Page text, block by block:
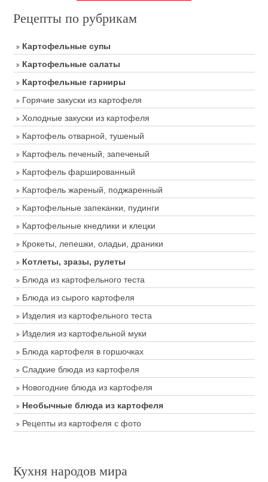
Рецепты по рубрикам
Картофельные супы
Картофельные салаты
Картофельные гарниры
Горячие закуски из картофеля
Холодные закуски из картофеля
Картофель отварной, тушеный
Картофель печеный, запеченый
Картофель фаршированный
Картофель жареный, поджаренный
Картофельные запеканки, пудинги
Картофельные кнедлики и клецки
Крокеты, лепешки, оладьи, драники
Котлеты, зразы, рулеты
Блюда из картофельного теста
Блюда из сырого картофеля
Изделия из картофельного теста
Изделия из картофельной муки
Блюда картофеля в горшочках
Сладкие блюда из картофеля
Новогодние блюда из картофеля
Необычные блюда из картофеля
Рецепты из картофеля с фото
Кухня народов мира